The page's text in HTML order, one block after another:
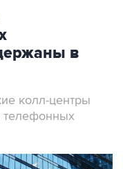
в
колл-центры
телефонных